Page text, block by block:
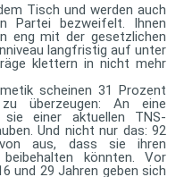
Tisch und werden auch
Partei bezweifelt. Ihnen
eng mit der gesetzlichen
langfristig auf unter
klettern in nicht mehr
scheinen 31 Prozent
überzeugen: An eine
sie einer aktuellen TNS-
Und nicht nur das: 92
aus, dass sie ihren
könnten. Vor
und 29 Jahren geben sich